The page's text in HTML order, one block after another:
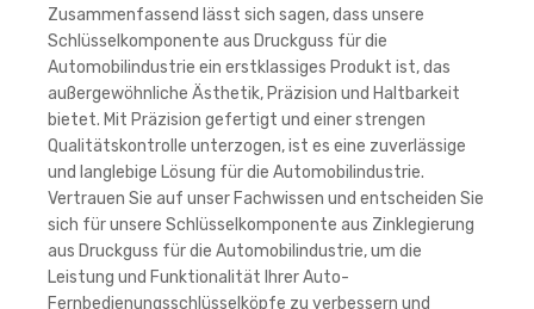
Zusammenfassend lässt sich sagen, dass unsere
Schlüsselkomponente aus Druckguss für die
Automobilindustrie ein erstklassiges Produkt ist, das
außergewöhnliche Ästhetik, Präzision und Haltbarkeit
bietet. Mit Präzision gefertigt und einer strengen
Qualitätskontrolle unterzogen, ist es eine zuverlässige
und langlebige Lösung für die Automobilindustrie.
Vertrauen Sie auf unser Fachwissen und entscheiden Sie
sich für unsere Schlüsselkomponente aus Zinklegierung
aus Druckguss für die Automobilindustrie, um die
Leistung und Funktionalität Ihrer Auto-
Fernbedienungsschlüsselköpfe zu verbessern und